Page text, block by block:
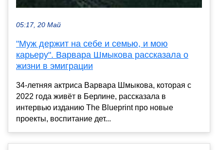
05:17, 20 Май
"Муж держит на себе и семью, и мою
карьеру". Варвара Шмыкова рассказала о
жизни в эмиграции
34-летняя актриса Варвара Шмыкова, которая с
2022 года живёт в Берлине, рассказала в
интервью изданию The Blueprint про новые
проекты, воспитание дет...